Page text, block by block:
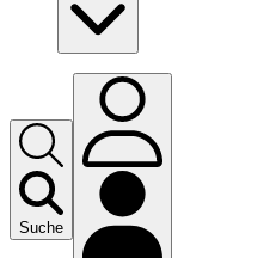
Suche